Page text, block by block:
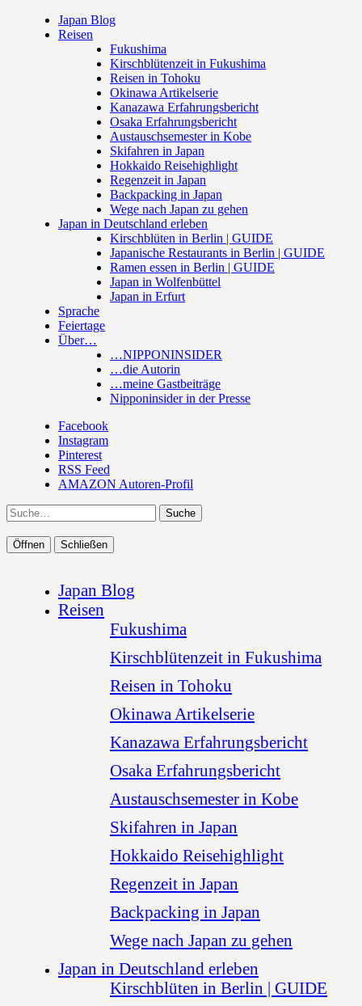
Japan Blog
Reisen
Fukushima
Kirschblütenzeit in Fukushima
Reisen in Tohoku
Okinawa Artikelserie
Kanazawa Erfahrungsbericht
Osaka Erfahrungsbericht
Austauschsemester in Kobe
Skifahren in Japan
Hokkaido Reisehighlight
Regenzeit in Japan
Backpacking in Japan
Wege nach Japan zu gehen
Japan in Deutschland erleben
Kirschblüten in Berlin | GUIDE
Japanische Restaurants in Berlin | GUIDE
Ramen essen in Berlin | GUIDE
Japan in Wolfenbüttel
Japan in Erfurt
Sprache
Feiertage
Über…
…NIPPONINSIDER
…die Autorin
…meine Gastbeiträge
Nipponinsider in der Presse
Facebook
Instagram
Pinterest
RSS Feed
AMAZON Autoren-Profil
Suche
Öffnen Schließen
Japan Blog
Reisen
Fukushima
Kirschblütenzeit in Fukushima
Reisen in Tohoku
Okinawa Artikelserie
Kanazawa Erfahrungsbericht
Osaka Erfahrungsbericht
Austauschsemester in Kobe
Skifahren in Japan
Hokkaido Reisehighlight
Regenzeit in Japan
Backpacking in Japan
Wege nach Japan zu gehen
Japan in Deutschland erleben
Kirschblüten in Berlin | GUIDE